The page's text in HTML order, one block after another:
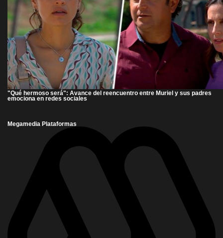
"Qué hermoso será": Avance del reencuentro entre Muriel y sus padres
emociona en redes sociales
Megamedia Plataformas